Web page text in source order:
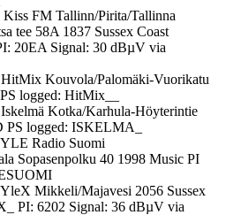
FM Tallinn/Pirita/Tallinna
tee 58A 1837 Sussex Coast
20EA Signal: 30 dBµV via
Kouvola/Palomäki-Vuorikatu
logged: HitMix__
Kotka/Karhula-Höyterintie
logged: ISKELMA_
Radio Suomi
Sopasenpolku 40 1998 Music PI
Mikkeli/Majavesi 2056 Sussex
PI: 6202 Signal: 36 dBµV via